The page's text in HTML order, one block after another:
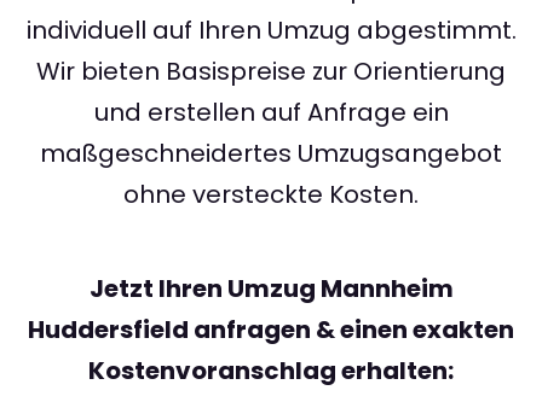
individuell auf Ihren Umzug abgestimmt.
Wir bieten Basispreise zur Orientierung
und erstellen auf Anfrage ein
maßgeschneidertes Umzugsangebot
ohne versteckte Kosten.
Jetzt Ihren Umzug Mannheim
Huddersfield anfragen & einen exakten
Kostenvoranschlag erhalten: